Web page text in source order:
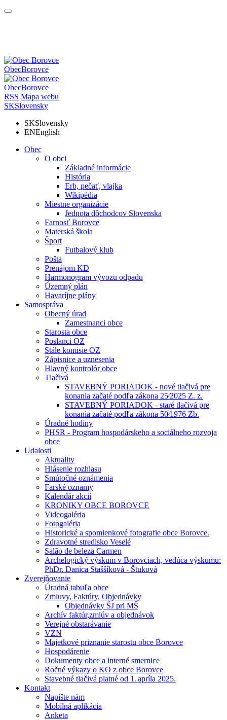
ObecBorovce
ObecBorovce
RSS Mapa webu
SKSlovensky
SKSlovensky
ENEnglish
Obec
O obci
Základné informácie
História
Erb, pečať, vlajka
Wikipédia
Miestne organizácie
Jednota dôchodcov Slovenska
Farnosť Borovce
Materská škola
Šport
Futbalový klub
Pošta
Prenájom KD
Harmonogram vývozu odpadu
Územný plán
Havaríjne plány
Samospráva
Obecný úrad
Zamestnanci obce
Starosta obce
Poslanci OZ
Stále komisie OZ
Zápisnice a uznesenia
Hlavný kontrolór obce
Tlačivá
STAVEBNÝ PORIADOK - nové tlačivá pre
konania začaté podľa zákona 25⁄2025 Z. z.
STAVEBNÝ PORIADOK - staré tlačivá pre
konania začaté podľa zákona 50⁄1976 Zb.
Úradné hodiny
PHSR - Program hospodárskeho a sociálneho rozvoja
obce
Udalosti
Aktuality
Hlásenie rozhlasu
Smútočné oznámenia
Farské oznamy
Kalendár akcií
KRONIKY OBCE BOROVCE
Videogaléria
Fotogaléria
Historické a spomienkové fotografie obce Borovce.
Zdravotné stredisko Veselé
Salão de beleza Carmen
Archelogický výskum v Borovciach, vedúca výskumu:
PhDr. Danica Staššíková - Štuková
Zverejňovanie
Úradná tabuľa obce
Zmluvy, Faktúry, Objednávky
Objednávky ŠJ pri MŠ
Archív faktúr,zmlúv a objednávok
Verejné obstarávanie
VZN
Majetkové priznanie starostu obce Borovce
Hospodárenie
Dokumenty obce a interné smernice
Ročné výkazy o KO z obce Borovce
Stavebné tlačivá platné od 1. apríla 2025.
Kontakt
Napíšte nám
Mobilná aplikácia
Anketa